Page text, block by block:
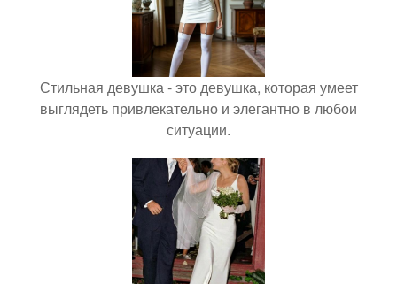
Стильная девушка - это девушка, которая умеет
выглядеть привлекательно и элегантно в любои
ситуации.